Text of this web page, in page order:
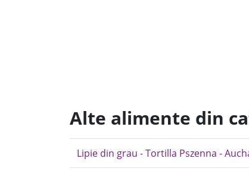
Alte alimente din
Lipie din grau - Tortilla Pszenna -